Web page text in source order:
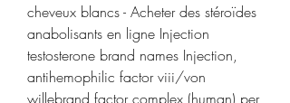
cheveux blancs - Acheter des stéroïdes
anabolisants en ligne Injection
testosterone brand names Injection,
antihemophilic factor viii/von
willebrand factor complex (human) per